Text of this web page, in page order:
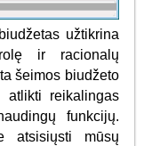
užtikrina
ir racionalų
šeimos biudžeto
reikalingas
funkcijų.
atsisiųsti mūsų